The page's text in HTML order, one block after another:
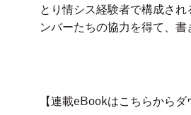
とり情シス経験者で構成され
ンバーたちの協力を得て、書
【連載eBookはこちらからダ